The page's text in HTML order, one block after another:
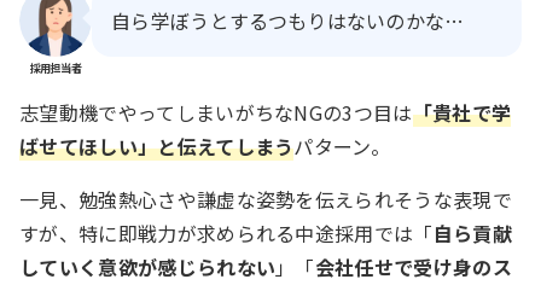
採用担当者
自ら学ぼうとするつもりはないのかな…
志望動機でやってしまいがちなNGの3つ目は「貴社で学
ばせてほしい」と伝えてしまうパターン。
一見、勉強熱心さや謙虚な姿勢を伝えられそうな表現で
すが、特に即戦力が求められる中途採用では「自ら貢献
していく意欲が感じられない 」「会社任せで受け身のス